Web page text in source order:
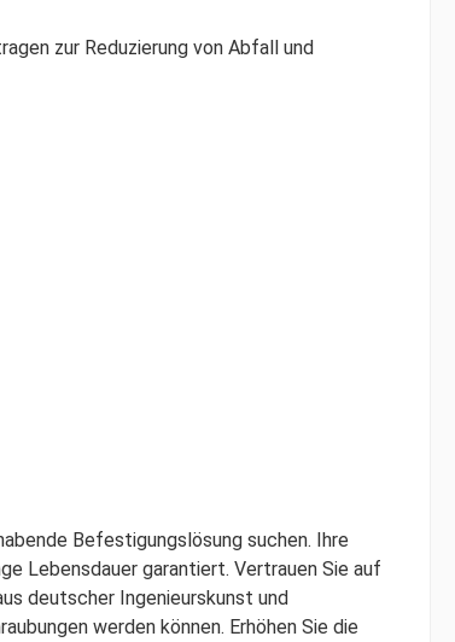
zur Reduzierung von Abfall und
Befestigungslösung suchen. Ihre
Lebensdauer garantiert. Vertrauen Sie auf
deutscher Ingenieurskunst und
werden können. Erhöhen Sie die